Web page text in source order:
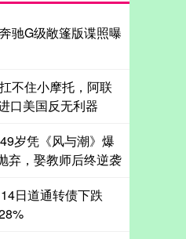
驰G级敞篷版谍照曝
不住小摩托，阿联
口美国反无利器
岁凭《风与潮》爆
弃，娶教师后终逆袭
日道通转债下跌